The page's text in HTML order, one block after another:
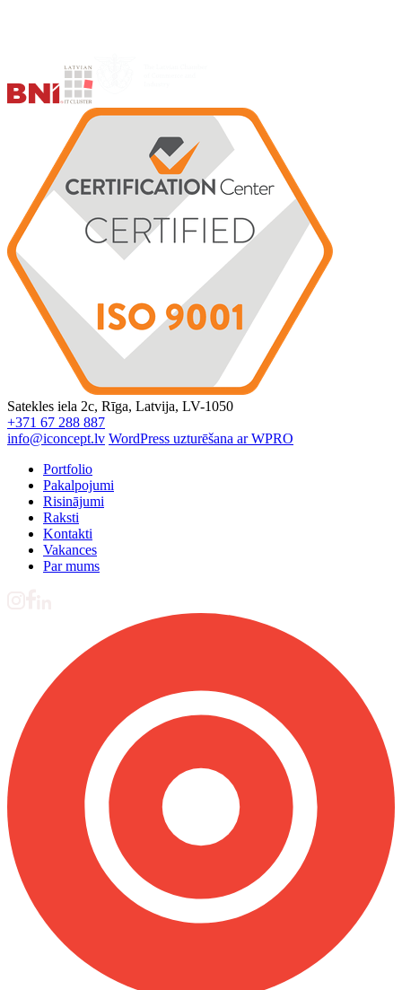
Satekles iela 2c, Rīga, Latvija, LV-1050
+371 67 288 887
info@iconcept.lv WordPress uzturēšana ar WPRO
Portfolio
Pakalpojumi
Risinājumi
Raksti
Kontakti
Vakances
Par mums